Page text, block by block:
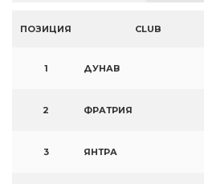
ПОЗИЦИЯ CLUB
1 ДУНАВ
2 ФРАТРИЯ
3 ЯНТРА